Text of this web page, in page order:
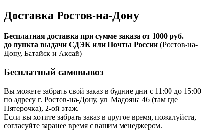
Доставка Ростов-на-Дону
Бесплатная доставка при сумме заказа от 1000 руб.
до пункта выдачи СДЭК или Почты России (Ростов-на-
Дону, Батайск и Аксай)
Бесплатный самовывоз
Вы можете забрать свой заказ в будние дни с 11:00 до 15:00
по адресу г. Ростов-на-Дону, ул. Мадояна 46 (там где
Пятерочка), 2-ой этаж.
Если вы хотите забрать заказ в другое время, пожалуйста,
согласуйте заранее время с вашим менеджером.